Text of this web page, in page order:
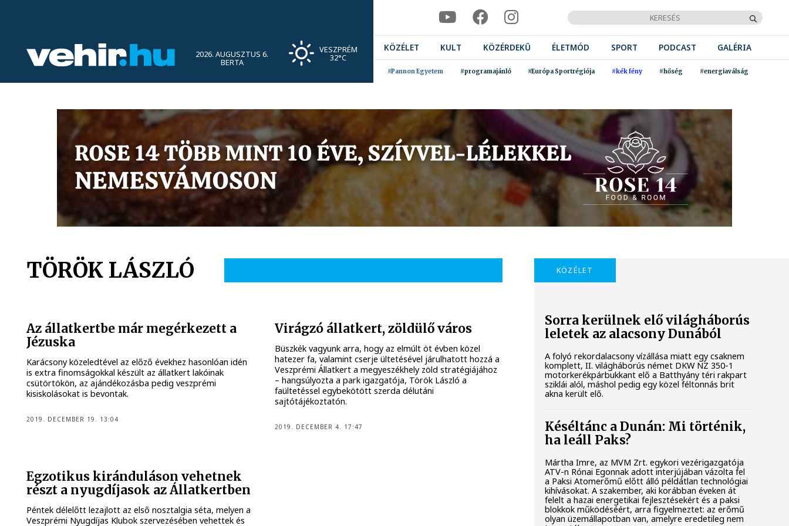
2026. AUGUSZTUS 6.
BERTA
VESZPRÉM
32°C
KÖZÉLET KULT KÖZÉRDEKŰ ÉLETMÓD SPORT PODCAST GALÉRIA
#Pannon Egyetem #programajánló #Európa Sportrégiója #kék fény #hőség #energiaválság
TÖRÖK LÁSZLÓ
Az állatkertbe már megérkezett a
Jézuska
Karácsony közeledtével az előző évekhez hasonlóan idén
is extra finomságokkal készült az állatkert lakóinak
csütörtökön, az ajándékozásba pedig veszprémi
kisiskolásokat is bevontak.
2019. DECEMBER 19. 13:04
Virágzó állatkert, zöldülő város
Büszkék vagyunk arra, hogy az elmúlt öt évben közel
hatezer fa, valamint cserje ültetésével járulhatott hozzá a
Veszprémi Állatkert a megyeszékhely zöld stratégiájához
– hangsúlyozta a park igazgatója, Török László a
faültetéssel egybekötött szerda délutáni
sajtótájékoztatón.
2019. DECEMBER 4. 17:47
Egzotikus kiránduláson vehetnek
részt a nyugdíjasok az Állatkertben
Péntek délelőtt lezajlott az első nosztalgia séta, melyen a
Veszprémi Nyugdíjas Klubok szervezésében vehettek és
KÖZÉLET
Sorra kerülnek elő világháborús
leletek az alacsony Dunából
A folyó rekordalacsony vízállása miatt egy csaknem
komplett, II. világháborús német DKW NZ 350-1
motorkerékpárbukkant elő a Batthyány téri rakpart
sziklái alól, máshol pedig egy közel féltonnás brit
akna került elő.
Késéltánc a Dunán: Mi történik,
ha leáll Paks?
Mártha Imre, az MVM Zrt. egykori vezérigazgatója
ATV-n Rónai Egonnak adott interjújában vázolta fel
a Paksi Atomerőmű előtt álló példátlan technológiai
kihívásokat. A szakember, aki korábban éveken át
felelt a hazai energetikai fejlesztésekért és a paksi
blokkok működéséért, arra figyelmeztet: az erőmű
olyan üzemállapotban van, amelyre eredetileg nem